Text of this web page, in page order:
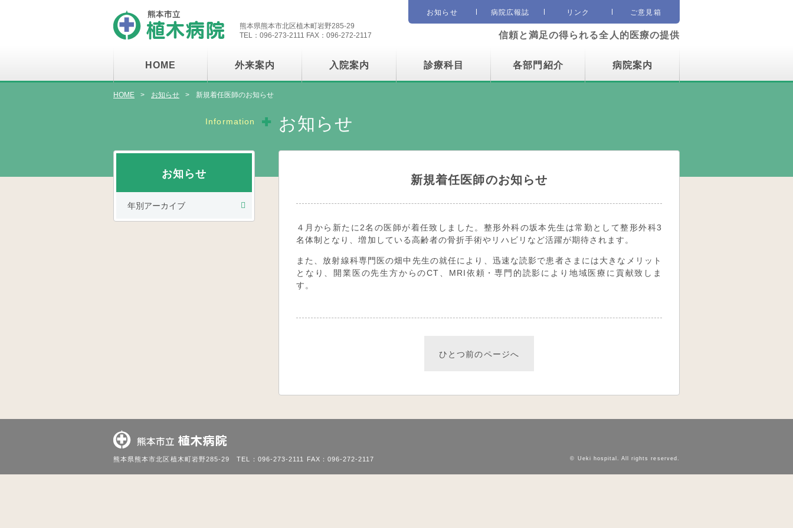
信頼と満足の得られる全人的医療の提供
熊本県熊本市北区植木町岩野285-29
TEL：096-273-2111 FAX：096-272-2117
HOME 外来案内 入院案内 診療科目 各部門紹介 病院案内
お知らせ 病院広報誌 リンク ご意見箱
お知らせ
HOME お知らせ 新規着任医師のお知らせ
新規着任医師のお知らせ
４月から新たに2名の医師が着任致しました。整形外科の坂本先生は常勤として整形外科3
名体制となり、増加している高齢者の骨折手術やリハビリなど活躍が期待されます。
また、放射線科専門医の畑中先生の就任により、迅速な読影で患者さまには大きなメリット
となり、開業医の先生方からのCT、MRI依頼・専門的読影により地域医療に貢献致しま
す。
ひとつ前のページへ
お知らせ
熊本県熊本市北区植木町岩野285-29TEL：096-273-2111 FAX：096-272-2117 © Ueki hospital.